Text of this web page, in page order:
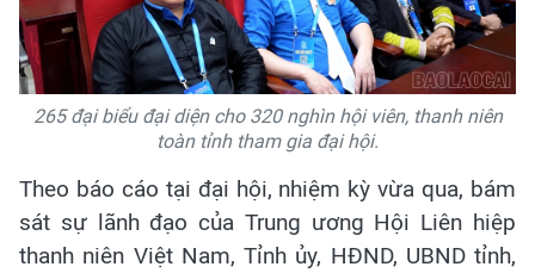
265 đại biểu đại diện cho 320 nghìn hội viên, thanh niên
toàn tỉnh tham gia đại hội.
Theo báo cáo tại đại hội, nhiệm kỳ vừa qua, bám
sát sự lãnh đạo của Trung ương Hội Liên hiệp
thanh niên Việt Nam, Tỉnh ủy, HĐND, UBND tỉnh,